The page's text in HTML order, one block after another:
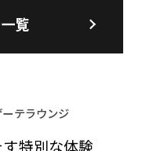
覧
ーテラウンジ
特別な体験